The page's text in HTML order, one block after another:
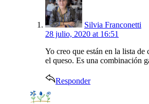
Silvia Franconetti
28 julio, 2020 at 16:51
Yo creo que están en la lista de
el queso. Es una combinación
Responder